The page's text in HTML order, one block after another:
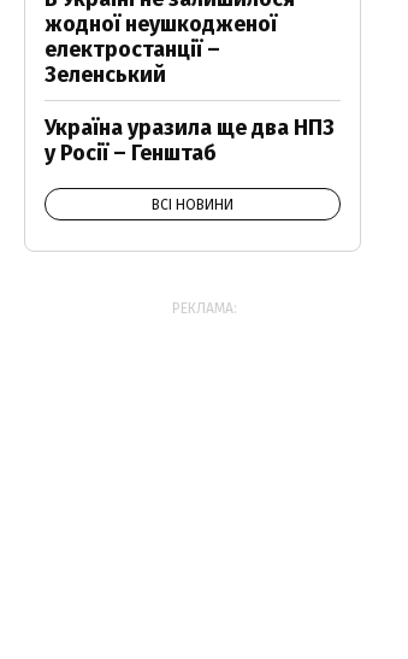
жодної неушкодженої
електростанції –
Зеленський
Україна уразила ще два НПЗ
у Росії – Генштаб
ВСІ НОВИНИ
РЕКЛАМА: